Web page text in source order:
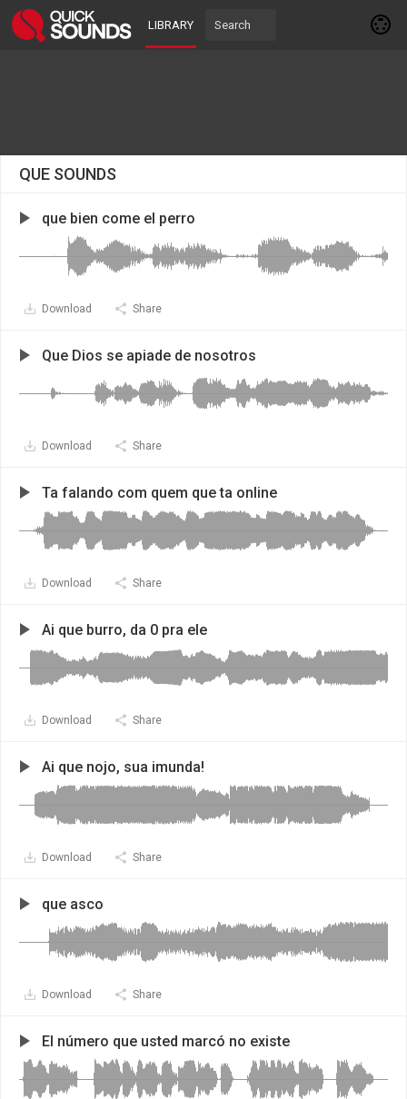
LIBRARY
QUE SOUNDS
que bien come el perro
Download Share
Que Dios se apiade de nosotros
Download Share
Ta falando com quem que ta online
Download Share
Ai que burro, da 0 pra ele
Download Share
Ai que nojo, sua imunda!
Download Share
que asco
Download Share
El número que usted marcó no existe